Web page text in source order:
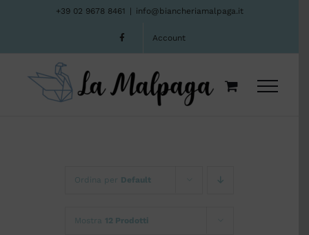
+39 02 9678 8461 info@biancheriamalpaga.it
Account
Ordina per Default
Mostra 12 Prodotti